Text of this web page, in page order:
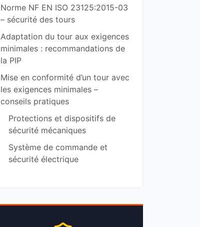
Norme NF EN ISO 23125:2015-03
– sécurité des tours
Adaptation du tour aux exigences
minimales : recommandations de
la PIP
Mise en conformité d’un tour avec
les exigences minimales –
conseils pratiques
Protections et dispositifs de
sécurité mécaniques
Système de commande et
sécurité électrique